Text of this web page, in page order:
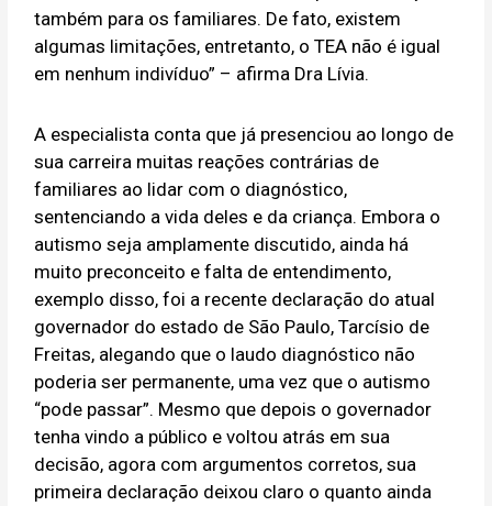
também para os familiares. De fato, existem
algumas limitações, entretanto, o TEA não é igual
em nenhum indivíduo” – afirma Dra Lívia.
A especialista conta que já presenciou ao longo de
sua carreira muitas reações contrárias de
familiares ao lidar com o diagnóstico,
sentenciando a vida deles e da criança. Embora o
autismo seja amplamente discutido, ainda há
muito preconceito e falta de entendimento,
exemplo disso, foi a recente declaração do atual
governador do estado de São Paulo, Tarcísio de
Freitas, alegando que o laudo diagnóstico não
poderia ser permanente, uma vez que o autismo
“pode passar”. Mesmo que depois o governador
tenha vindo a público e voltou atrás em sua
decisão, agora com argumentos corretos, sua
primeira declaração deixou claro o quanto ainda